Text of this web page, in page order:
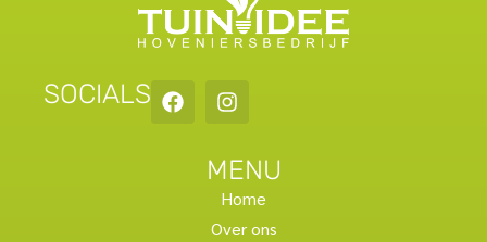
SOCIALS
MENU
Home
Over ons